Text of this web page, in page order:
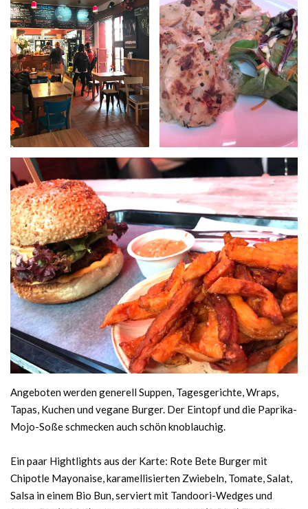
Angeboten werden generell Suppen, Tagesgerichte, Wraps,
Tapas, Kuchen und vegane Burger. Der Eintopf und die Paprika-
Mojo-Soße schmecken auch schön knoblauchig.
Ein paar Hightlights aus der Karte: Rote Bete Burger mit
Chipotle Mayonaise, karamellisierten Zwiebeln, Tomate, Salat,
Salsa in einem Bio Bun, serviert mit Tandoori-Wedges und